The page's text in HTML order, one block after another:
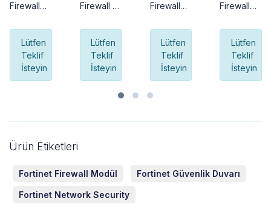
Firewall
Lütfen
Teklif
İsteyin
Firewall 41
Lütfen
Teklif
İsteyin
Firewall
Lütfen
Teklif
İsteyin
Firewall
Lütfen
Teklif
İsteyin
Ürün Etiketleri
Fortinet Firewall Modül Fortinet Güvenlik Duvarı
Fortinet Network Security